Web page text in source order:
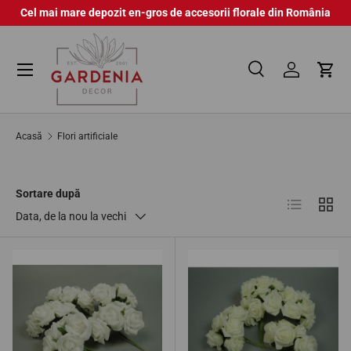
Sari la conținut
Cel mai mare depozit en-gros de accesorii florale din România
Caută Coș
Meniu
Acasă Flori artificiale
Sortare după
Data, de la nou la vechi
Listă Grilă